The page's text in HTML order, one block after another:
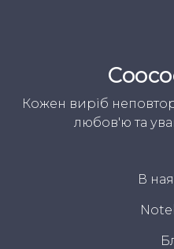
Кожен виріб
любов'ю та
В